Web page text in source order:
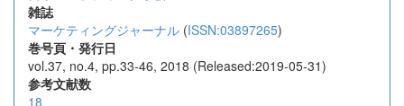
雑誌
マーケティングジャーナル (ISSN:03897265)
巻号頁・発行日
vol.37, no.4, pp.33-46, 2018 (Released:2019-05-31)
参考文献数
18